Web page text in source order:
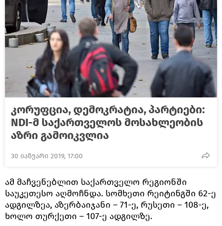
კორუფცია, დემოკრატია, პარტიები:
NDI-მ საქართველოს მოსახლეობის
აზრი გამოიკვლია
30 იანვარი 2019, 17:00
ამ მაჩვენებლით საქართველო რეგიონში
საუკეთესო აღმოჩნდა. სომხეთი რეიტინგში 62-ე
ადგილზეა, აზერბაიჯანი – 71-ე, რუსეთი – 108-ე,
ხოლო თურქეთი – 107-ე ადგილზე.